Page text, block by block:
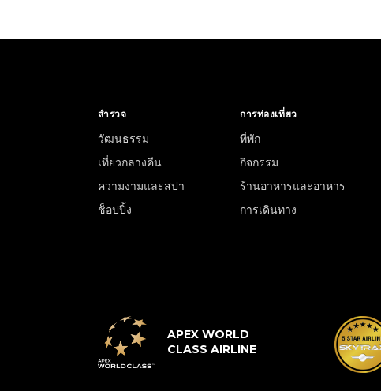
สำรวจ
วัฒนธรรม
เที่ยวกลางคืน
ความงามและสปา
ช็อปปิ้ง
การท่องเที่ยว
ที่พัก
กิจกรรม
ร้านอาหารและอาหาร
การเดินทาง
APEX WORLD
CLASS AIRLINE